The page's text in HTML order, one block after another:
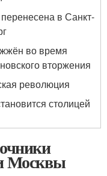
в Санкт-
во время
вторжения
революция
столицей
Москвы